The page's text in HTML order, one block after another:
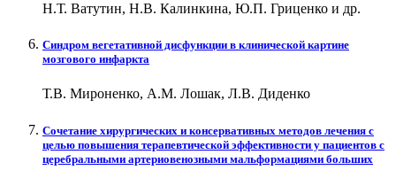
Н.Т. Ватутин, Н.В. Калинкина, Ю.П. Гриценко и др.
Синдром вегетативной дисфункции в клинической картине
мозгового инфаркта
Т.В. Мироненко, А.М. Лошак, Л.В. Диденко
Сочетание хирургических и консервативных методов лечения с
целью повышения терапевтической эффективности у пациентов с
церебральными артериовенозными мальформациями больших